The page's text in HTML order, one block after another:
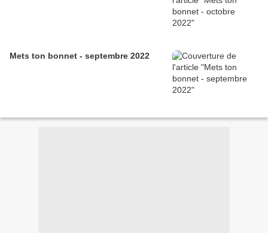
Mets ton bonnet - septembre 2022